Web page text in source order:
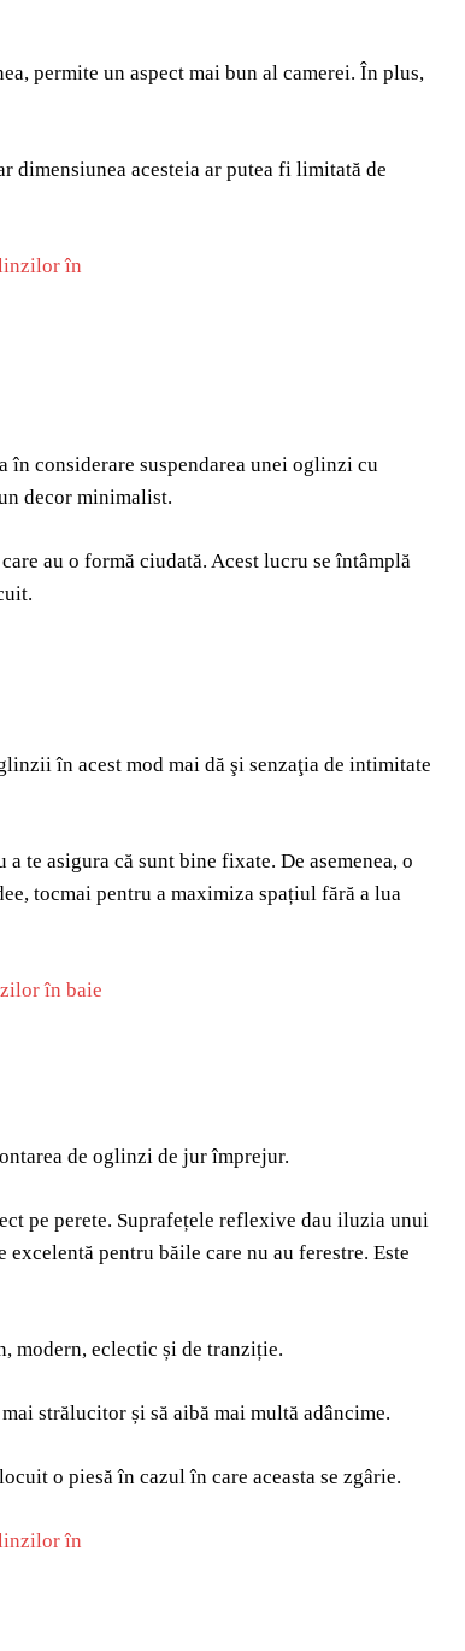
permite un aspect mai bun al camerei. În plus,
dimensiunea acesteia ar putea fi limitată de
în considerare suspendarea unei oglinzi cu
decor minimalist.
au o formă ciudată. Acest lucru se întâmplă
în acest mod mai dă şi senzaţia de intimitate
te asigura că sunt bine fixate. De asemenea, o
tocmai pentru a maximiza spațiul fără a lua
de oglinzi de jur împrejur.
pe perete. Suprafețele reflexive dau iluzia unui
pentru băile care nu au ferestre. Este
modern, eclectic și de tranziție.
strălucitor și să aibă mai multă adâncime.
o piesă în cazul în care aceasta se zgârie.